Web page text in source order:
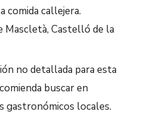
comida callejera.
Mascletà, Castelló de la
no detallada para esta
buscar en
gastronómicos locales.